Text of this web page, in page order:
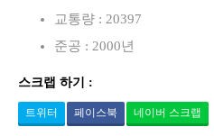
교통량 : 20397
준공 : 2000년
스크랩 하기 :
트위터 페이스북 네이버 스크랩